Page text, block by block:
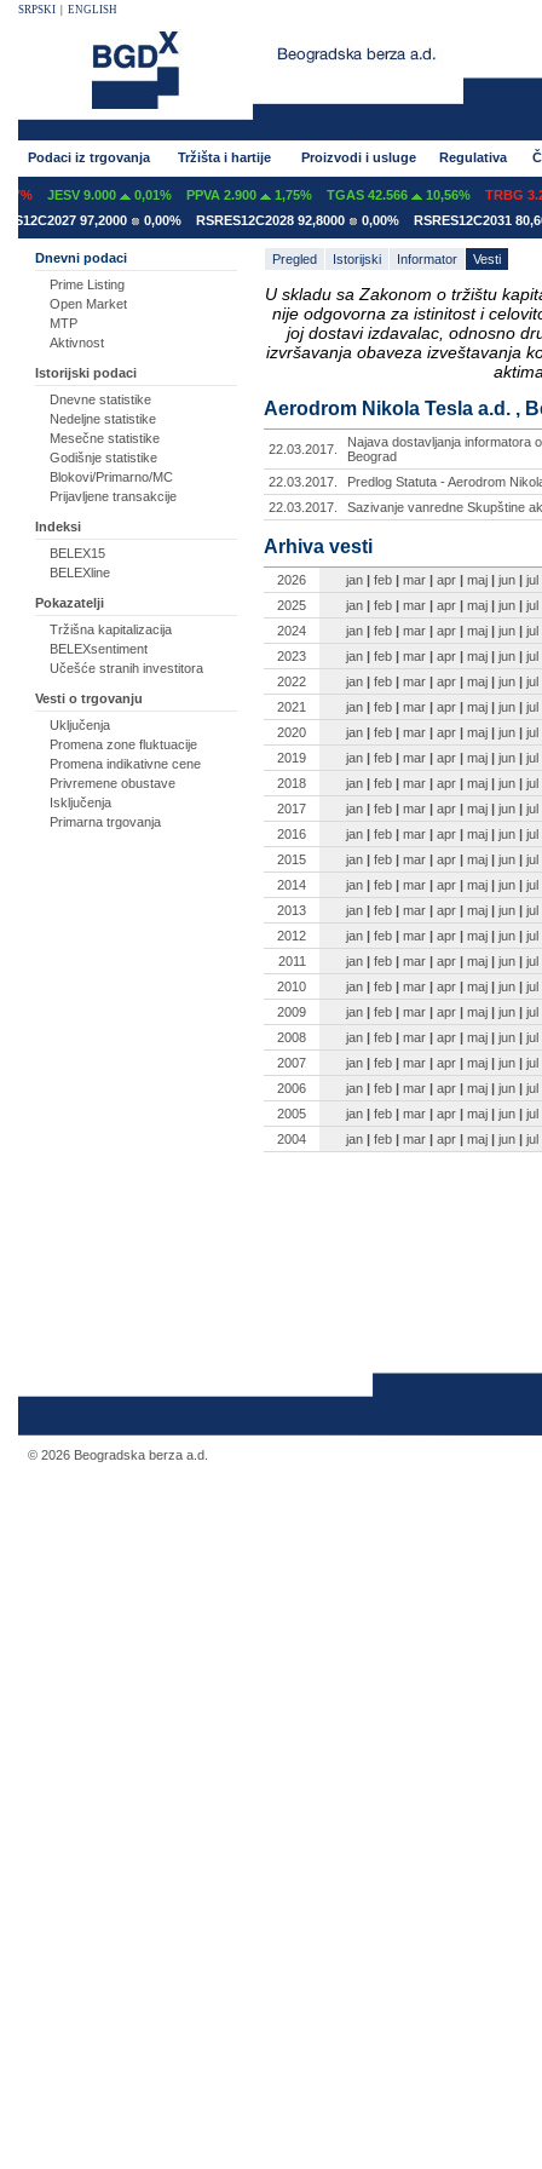
SRPSKI ENGLISH
Podaci iz trgovanja Tržišta i hartije Proizvodi i usluge Regulativa
JESV 9.000 0,01% PPVA 2.900 1,75% TGAS 42.566 10,56%
TRBG
97,2000
0,00% RSRES12C2028 92,8000 0,00% RSRES12C2031
Dnevni podaci
Prime Listing
Open Market
MTP
Aktivnost
Istorijski podaci
Dnevne statistike
Nedeljne statistike
Mesečne statistike
Godišnje statistike
Blokovi/Primarno/MC
Prijavljene transakcije
Indeksi
BELEX15
BELEXline
Pokazatelji
Tržišna kapitalizacija
BELEXsentiment
Učešće stranih investitora
Vesti o trgovanju
Uključenja
Promena zone fluktuacije
Promena indikativne cene
Privremene obustave
Isključenja
Primarna trgovanja
Pregled Istorijski Informator Vesti
U skladu sa Zakonom o tržištu
nije odgovorna za istinitost i
joj dostavi izdavalac, odnosno
izvršavanja obaveza izveštavanja
Aerodrom Nikola Tesla a.d. ,
22.03.2017.
Najava dostavljanja informatora
Beograd
22.03.2017.
Predlog Statuta - Aerodrom
22.03.2017.
Sazivanje vanredne Skupštine
Arhiva vesti
2026 jan | feb | mar | apr | maj | jun | jul
2025
jan | feb | mar | apr | maj | jun | jul
2024
jan | feb | mar | apr | maj | jun | jul
2023
jan | feb | mar | apr | maj | jun | jul
2022
jan | feb | mar | apr | maj | jun | jul
2021
jan | feb | mar | apr | maj | jun | jul
2020
jan | feb | mar | apr | maj | jun | jul
2019
jan | feb | mar | apr | maj | jun | jul
2018
jan | feb | mar | apr | maj | jun | jul
2017
jan | feb | mar | apr | maj | jun | jul
2016
jan | feb | mar | apr | maj | jun | jul
2015
jan | feb | mar | apr | maj | jun | jul
2014
jan | feb | mar | apr | maj | jun | jul
2013
jan | feb | mar | apr | maj | jun | jul
2012
jan | feb | mar | apr | maj | jun | jul
2011
jan | feb | mar | apr | maj | jun | jul
2010
jan | feb | mar | apr | maj | jun | jul
2009
jan | feb | mar | apr | maj | jun | jul
2008
jan | feb | mar | apr | maj | jun | jul
2007
jan | feb | mar | apr | maj | jun | jul
2006
jan | feb | mar | apr | maj | jun | jul
2005
jan | feb | mar | apr | maj | jun | jul
2004
jan | feb | mar | apr | maj | jun | jul
© 2026 Beogradska berza a.d.